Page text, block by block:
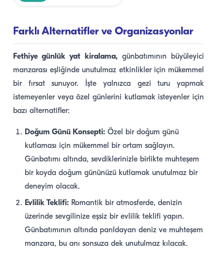
Farklı Alternatifler ve Organizasyonlar
Fethiye günlük yat kiralama,günbatımının büyüleyici
manzarası eşliğinde unutulmaz etkinlikler için mükemmel
bir fırsat sunuyor. İşte yalnızca gezi turu yapmak
istemeyenler veya özel günlerini kutlamak isteyenler için
bazı alternatifler:
Doğum Günü Konsepti: Özel bir doğum günü
kutlaması için mükemmel bir ortam sağlayın.
Günbatımı altında, sevdiklerinizle birlikte muhteşem
bir koyda doğum gününüzü kutlamak unutulmaz bir
deneyim olacak.
Evlilik Teklifi: Romantik bir atmosferde, denizin
üzerinde sevgilinize eşsiz bir evlilik teklifi yapın.
Günbatımının altında parıldayan deniz ve muhteşem
manzara, bu anı sonsuza dek unutulmaz kılacak.